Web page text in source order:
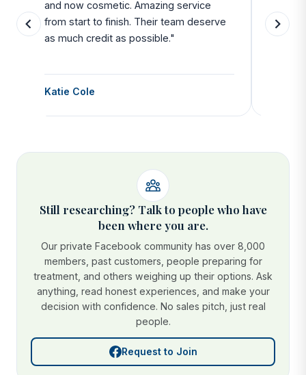
and now cosmetic. Amazing service
from start to finish. Their team deserve
as much credit as possible."
Katie Cole
side
Still researching? Talk to people who have
been where you are.
Our private Facebook community has over 8,000
members, past customers, people preparing for
treatment, and others weighing up their options. Ask
anything, read honest experiences, and make your
decision with confidence. No sales pitch, just real
people.
Request to Join